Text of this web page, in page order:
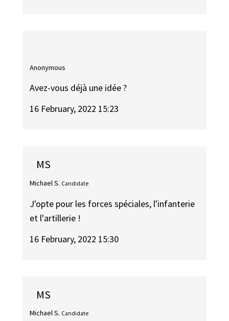
Anonymous
Avez-vous déjà une idée ?
16 February, 2022 15:23
MS
Michael S. Candidate
J'opte pour les forces spéciales, l'infanterie
et l'artillerie !
16 February, 2022 15:30
MS
Michael S. Candidate